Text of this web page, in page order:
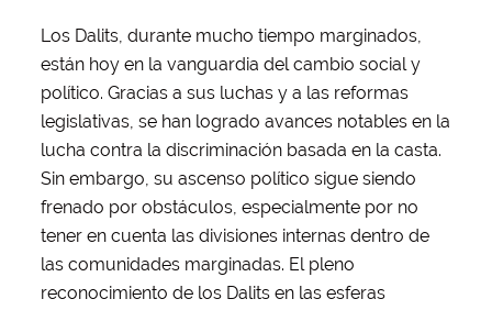
Los Dalits, durante mucho tiempo marginados,
están hoy en la vanguardia del cambio social y
político. Gracias a sus luchas y a las reformas
legislativas, se han logrado avances notables en la
lucha contra la discriminación basada en la casta.
Sin embargo, su ascenso político sigue siendo
frenado por obstáculos, especialmente por no
tener en cuenta las divisiones internas dentro de
las comunidades marginadas. El pleno
reconocimiento de los Dalits en las esferas